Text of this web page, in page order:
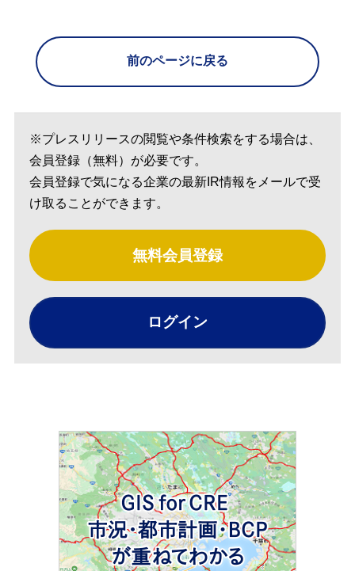
前のページに戻る
※プレスリリースの閲覧や条件検索をする場合は、
会員登録（無料）が必要です。
会員登録で気になる企業の最新IR情報をメールで受
け取ることができます。
無料会員登録
ログイン